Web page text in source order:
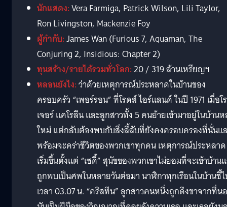
นักแสดง:Vera Farmiga, Patrick Wilson, Lili Taylor,
Ron Livingston, Mackenzie Foy
ผู้กำกับ:James Wan (Furious 7, Aquaman, The
Conjuring 2, Insidious: Chapter 2)
ทุนสร้าง/รายได้รวมทั่วโลก:20 / 319 ล้านเหรียญฯ
หลอนยังไง:ว่าด้วยเหตุการณ์ประหลาดในบ้านของ
ครอบครัว “เพอร์รอน” ที่โรดส์ ไอร์แลนด์ ในปี 1971 เมื่อโร
เจอร์ แคโรลีน และลูกสาวทั้ง 5 คนย้ายเข้ามาอยู่ในบ้าน
ใหม่ แต่กลับต้องพบกับสิ่งลี้ลับที่ยังคงครอบครองที่นั่นแ
พร้อมจะคร่าชีวิตของพวกเขาทุกคน เหตุการณ์ประหลาด
เริ่มขึ้นตั้งแต่ “เซดี้” สุนัขของพวกเขาไม่ยอมที่จะเข้าบ้าน
ถูกพบเป็นศพในหลายวันต่อมา นาฬิกาทุกเรือนในบ้านชี้
เวลา 03.07 น. “คริสทีน” ลูกสาวคนหนึ่งถูกดึงขาจากที่น